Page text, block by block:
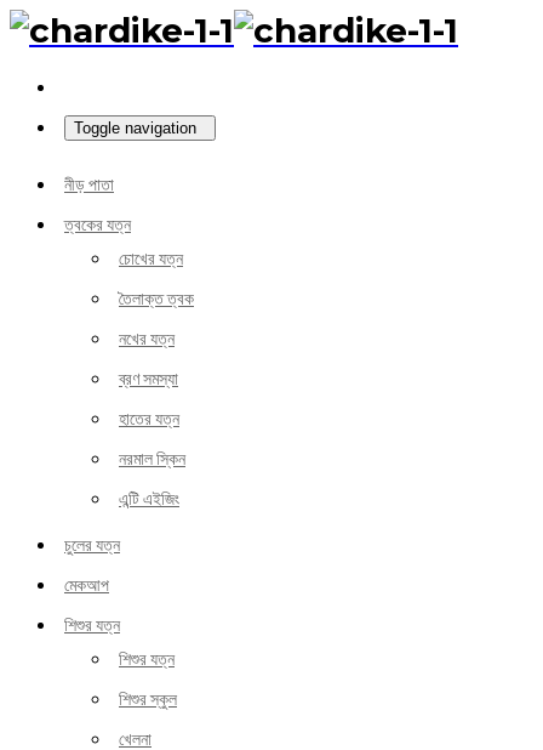
Toggle navigation
নীড় পাতা
ত্বকের যত্ন
চোখের যত্ন
তৈলাক্ত ত্বক
নখের যত্ন
ব্রণ সমস্যা
হাতের যত্ন
নরমাল স্কিন
এন্টি এইজিং
চুলের যত্ন
মেকআপ
শিশুর যত্ন
শিশুর যত্ন
শিশুর স্কুল
খেলনা